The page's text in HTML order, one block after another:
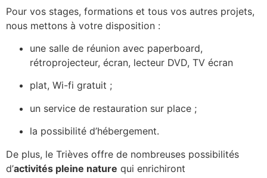
Pour vos stages, formations et tous vos autres projets,
nous mettons à votre disposition :
une salle de réunion avec paperboard,
rétroprojecteur, écran, lecteur DVD, TV écran
plat, Wi-fi gratuit ;
un service de restauration sur place ;
la possibilité d’hébergement.
De plus, le Trièves offre de nombreuses possibilités
d’activités pleine nature qui enrichiront